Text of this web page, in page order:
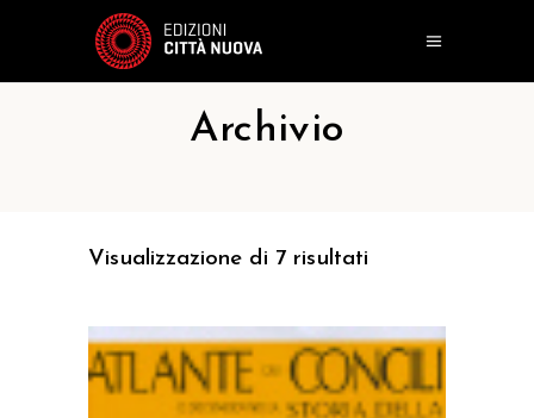
Archivio
Visualizzazione di 7 risultati